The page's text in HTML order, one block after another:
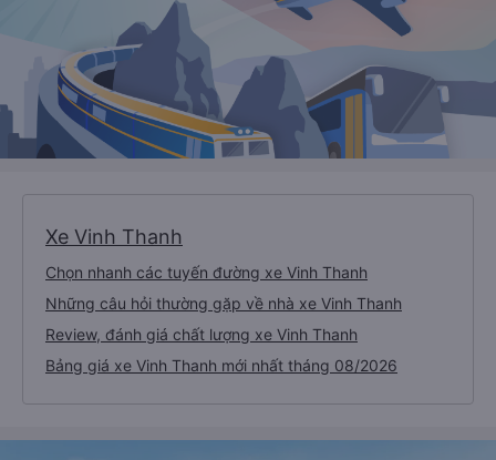
Xe Vinh Thanh
Chọn nhanh các tuyến đường xe Vinh Thanh
Những câu hỏi thường gặp về nhà xe Vinh Thanh
Review, đánh giá chất lượng xe Vinh Thanh
Bảng giá xe Vinh Thanh mới nhất tháng 08/2026